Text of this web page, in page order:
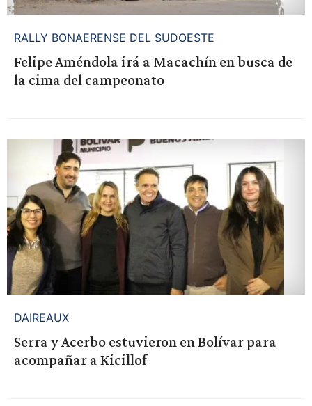
RALLY BONAERENSE DEL SUDOESTE
Felipe Améndola irá a Macachín en busca de
la cima del campeonato
DAIREAUX
Serra y Acerbo estuvieron en Bolívar para
acompañar a Kicillof